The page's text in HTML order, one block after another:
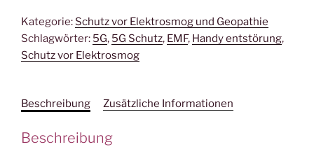
Disk
35mm
Menge
Kategorie: Schutz vor Elektrosmog und Geopathie
Schlagwörter: 5G, 5G Schutz, EMF, Handy entstörung,
Schutz vor Elektrosmog
Beschreibung Zusätzliche Informationen
Beschreibung